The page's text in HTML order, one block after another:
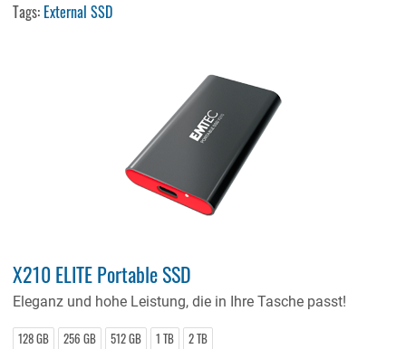
Tags: External SSD
X210 ELITE Portable SSD
Eleganz und hohe Leistung, die in Ihre Tasche passt!
128 GB 256 GB 512 GB 1 TB 2 TB